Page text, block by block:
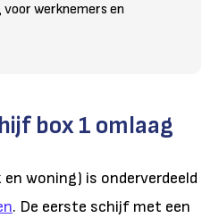
werknemers en
box 1 omlaag
woning) is onderverdeeld
. De eerste schijf met een